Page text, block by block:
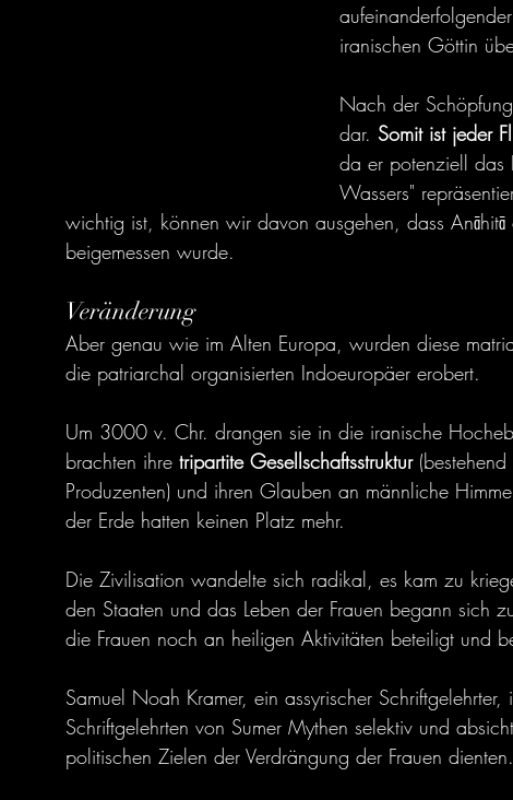
iranischen Göttin
Nach der
dar. Somit ist jeder
da er potenziell das
Wassers"
wichtig ist, können wir davon ausgehen, dass
beigemessen wurde.
Veränderung
Aber genau wie im Alten Europa, wurden diese
die patriarchal organisierten Indoeuropäer erobert.
Um 3000 v. Chr. drangen sie in die iranische
brachten ihre tripartite Gesellschaftsstruktur (bestehend
Produzenten) und ihren Glauben an männliche
der Erde hatten keinen Platz mehr.
Die Zivilisation wandelte sich radikal, es kam zu
den Staaten und das Leben der Frauen begann sich
die Frauen noch an heiligen Aktivitäten beteiligt und
Samuel Noah Kramer, ein assyrischer
Schriftgelehrten von Sumer Mythen selektiv und
politischen Zielen der Verdrängung der Frauen dienten.